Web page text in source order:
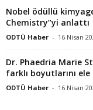
Nobel ödüllü
Chemistry”yi anlattı
ODTÜ Haber - 16 Nisan
Dr. Phaedria Marie
farklı boyutlarını ele
ODTÜ Haber - 16 Nisan